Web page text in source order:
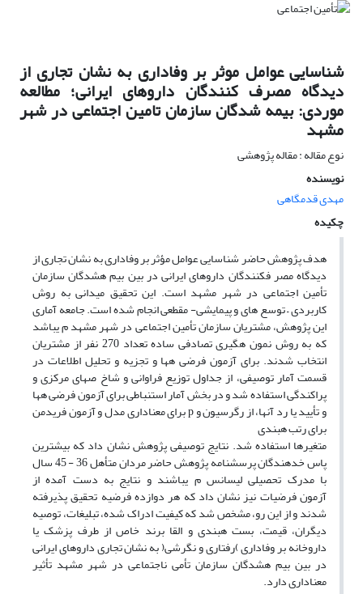
شناسایی عوامل موثر بر وفاداری به نشان تجاری از
دیدگاه مصرف کنندگان داروهای ایرانی؛ مطالعه
موردی: بیمه شدگان سازمان تامین اجتماعی در شهر
مشهد
نوع مقاله : مقاله پژوهشی
نویسنده
مهدی قدمگاهی
چکیده
هدف پژوهش حاضر شناسایی عوامل مؤثر بر وفاداری به نشان تجاری از
دیدگاه مصر فکنندگان داروهای ایرانی در بین بیم هشدگان سازمان
تأمین اجتماعی در شهر مشهد است. این تحقیق میدانی به روش
کاربردی – توسع های و پیمایشی- مقطعی انجام شده است. جامعه آماری
این پژوهش، مشتریان سازمان تأمین اجتماعی در شهر مشهد م یباشد
که به روش نمون هگیری تصادفی ساده تعداد 270 نفر از مشتریان
انتخاب شدند. برای آزمون فرضی هها و تجزیه و تحلیل اطلاعات در
قسمت آمار توصیفی، از جداول توزیع فراوانی و شاخ صهای مرکزی و
پراکندگی استفاده شد و در بخش آمار استنباطی برای آزمون فرضی هها
و تأیید یا رد آنها، از رگرسیون و p برای معناداری مدل و آزمون فریدمن
برای رتب هبندی
متغیرها استفاده شد. نتایج توصیفی پژوهش نشان داد که بیشترین
پاس خدهندگان پرسشنامه پژوهش حاضر مردان متأهل 36 - 45 سال
با مدرک تحصیلی لیسانس م یباشند و نتایج به دست آمده از
آزمون فرضیات نیز نشان داد که هر دوازده فرضیه تحقیق پذیرفته
شدند و از این رو، مشخص شد که کیفیت ادراک شده، تبلیغات، توصیه
دیگران، قیمت، بست هبندی و القا برند خاص از طرف پزشک یا
داروخانه بر وفاداری )رفتاری و نگرشی( به نشان تجاری داروهای ایرانی
در بین بیم هشدگان سازمان تأمی ناجتماعی در شهر مشهد تأثیر
معناداری دارد.